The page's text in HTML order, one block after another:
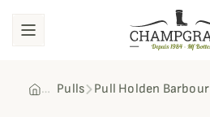
Pulls Pull Holden Barbour